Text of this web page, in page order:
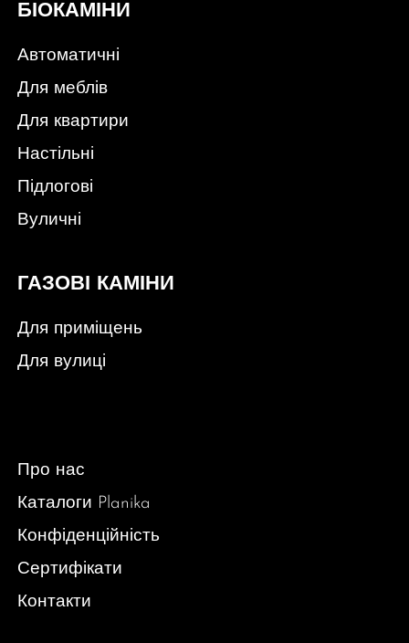
БІОКАМІНИ
Автоматичні
Для меблів
Для квартири
Настільні
Підлогові
Вуличні
ГАЗОВІ КАМІНИ
Для приміщень
Для вулиці
Про нас
Каталоги Planika
Конфіденційність
Сертифікати
Контакти